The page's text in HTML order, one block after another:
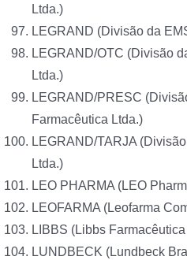
Ltda.)
LEGRAND (Divisão da
LEGRAND/OTC (Divisão
Ltda.)
LEGRAND/PRESC
Farmacêutica Ltda.)
LEGRAND/TARJA
Ltda.)
LEO PHARMA (LEO
LEOFARMA (Leofarma
LIBBS (Libbs
LUNDBECK (Lundbeck